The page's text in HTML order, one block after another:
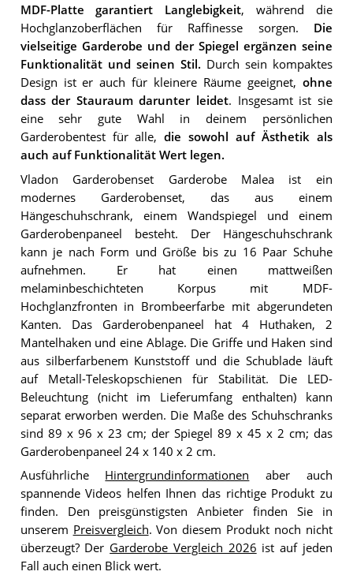
MDF-Platte garantiert Langlebigkeit, während die
Hochglanzoberflächen für Raffinesse sorgen. Die
vielseitige Garderobe und der Spiegel ergänzen seine
Funktionalität und seinen Stil. Durch sein kompaktes
Design ist er auch für kleinere Räume geeignet, ohne
dass der Stauraum darunter leidet. Insgesamt ist sie
eine sehr gute Wahl in deinem persönlichen
Garderobentest für alle,die sowohl auf Ästhetik als
auch auf Funktionalität Wert legen.
Vladon Garderobenset Garderobe Malea ist ein
modernes Garderobenset, das aus einem
Hängeschuhschrank, einem Wandspiegel und einem
Garderobenpaneel besteht. Der Hängeschuhschrank
kann je nach Form und Größe bis zu 16 Paar Schuhe
aufnehmen. Er hat einen mattweißen
melaminbeschichteten Korpus mit MDF-
Hochglanzfronten in Brombeerfarbe mit abgerundeten
Kanten. Das Garderobenpaneel hat 4 Huthaken, 2
Mantelhaken und eine Ablage. Die Griffe und Haken sind
aus silberfarbenem Kunststoff und die Schublade läuft
auf Metall-Teleskopschienen für Stabilität. Die LED-
Beleuchtung (nicht im Lieferumfang enthalten) kann
separat erworben werden. Die Maße des Schuhschranks
sind 89 x 96 x 23 cm; der Spiegel 89 x 45 x 2 cm; das
Garderobenpaneel 24 x 140 x 2 cm.
Ausführliche Hintergrundinformationen aber auch
spannende Videos helfen Ihnen das richtige Produkt zu
finden. Den preisgünstigsten Anbieter finden Sie in
unserem Preisvergleich. Von diesem Produkt noch nicht
überzeugt? Der Garderobe Vergleich 2026 ist auf jeden
Fall auch einen Blick wert.